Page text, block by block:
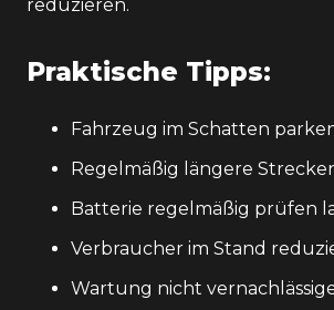
reduzieren.
Praktische Tipps:
Fahrzeug im Schatten
Regelmäßig längere
Batterie regelmäßig prüfen
Verbraucher im Stand
Wartung nicht